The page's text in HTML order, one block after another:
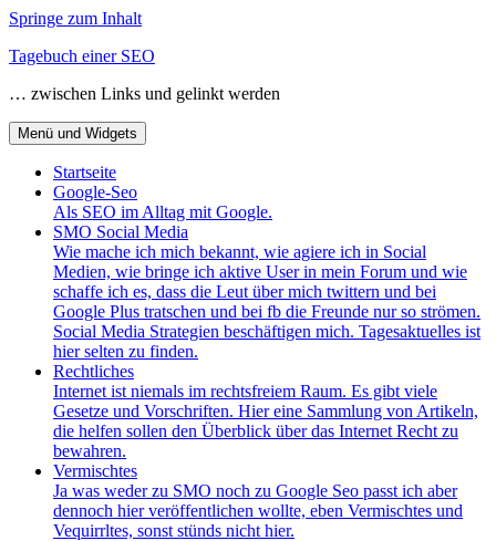
Springe zum Inhalt
Tagebuch einer SEO
… zwischen Links und gelinkt werden
Menü und Widgets
Startseite
Google-Seo
Als SEO im Alltag mit Google.
SMO Social Media
Wie mache ich mich bekannt, wie agiere ich in Social
Medien, wie bringe ich aktive User in mein Forum und wie
schaffe ich es, dass die Leut über mich twittern und bei
Google Plus tratschen und bei fb die Freunde nur so strömen.
Social Media Strategien beschäftigen mich. Tagesaktuelles ist
hier selten zu finden.
Rechtliches
Internet ist niemals im rechtsfreiem Raum. Es gibt viele
Gesetze und Vorschriften. Hier eine Sammlung von Artikeln,
die helfen sollen den Überblick über das Internet Recht zu
bewahren.
Vermischtes
Ja was weder zu SMO noch zu Google Seo passt ich aber
dennoch hier veröffentlichen wollte, eben Vermischtes und
Vequirrltes, sonst stünds nicht hier.